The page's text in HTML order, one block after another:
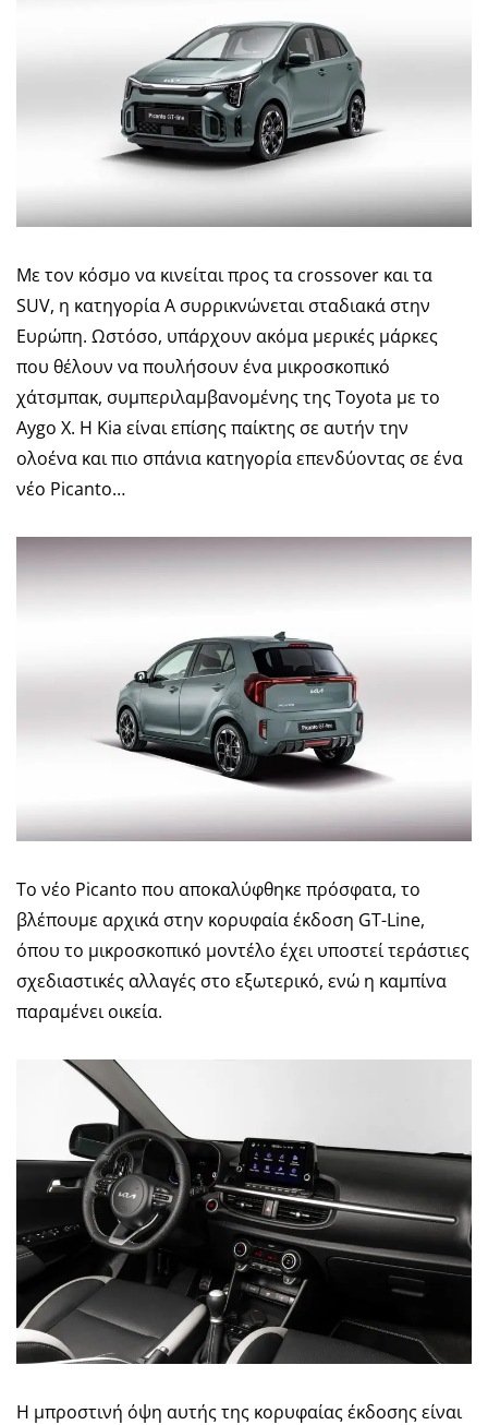
Με τον κόσμο να κινείται προς τα crossover και τα
SUV, η κατηγορία Α συρρικνώνεται σταδιακά στην
Ευρώπη. Ωστόσο, υπάρχουν ακόμα μερικές μάρκες
που θέλουν να πουλήσουν ένα μικροσκοπικό
χάτσμπακ, συμπεριλαμβανομένης της Toyota με το
Aygo X. Η Kia είναι επίσης παίκτης σε αυτήν την
ολοένα και πιο σπάνια κατηγορία επενδύοντας σε ένα
νέο Picanto…
To νέο Picanto που αποκαλύφθηκε πρόσφατα, το
βλέπουμε αρχικά στην κορυφαία έκδοση GT-Line,
όπου το μικροσκοπικό μοντέλο έχει υποστεί τεράστιες
σχεδιαστικές αλλαγές στο εξωτερικό, ενώ η καμπίνα
παραμένει οικεία.
Η μπροστινή όψη αυτής της κορυφαίας έκδοσης είναι